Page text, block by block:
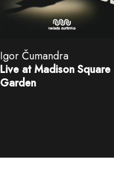
Igor Čumandra
Live at Madison Square
Garden